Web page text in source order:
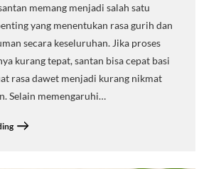
memang menjadi salah satu
yang menentukan rasa gurih dan
secara keseluruhan. Jika proses
kurang tepat, santan bisa cepat basi
rasa dawet menjadi kurang nikmat
Selain memengaruhi…